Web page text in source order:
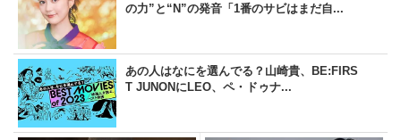
の力”と“N”の発音「1番のサビはまだ自...
あの人はなにを選んでる？山崎貴、BE:FIRS
T JUNONにLEO、ペ・ドゥナ...